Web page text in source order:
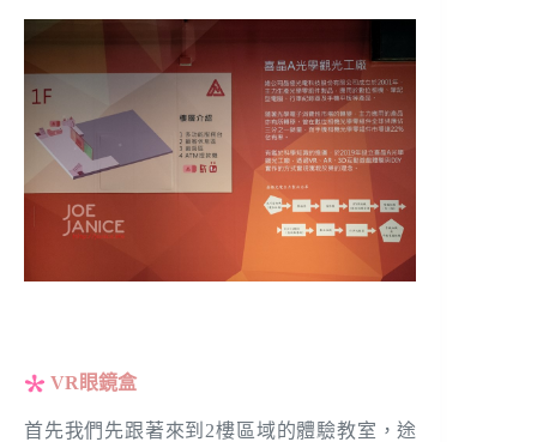
VR眼鏡盒
首先我們先跟著來到2樓區域的體驗教室，途